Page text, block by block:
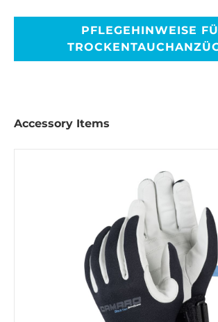
PFLEGEHINWEISE
Accessory Items